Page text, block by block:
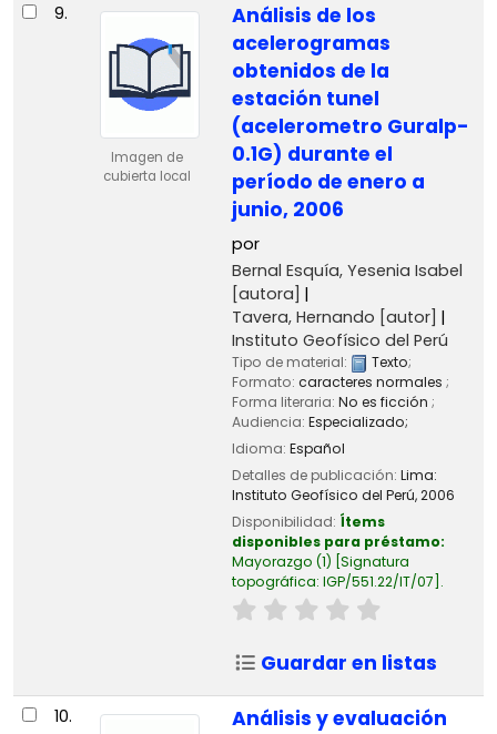
9.
Imagen de
cubierta local
Análisis de los
acelerogramas
obtenidos de la
estación tunel
(acelerometro Guralp-
0.1G) durante el
período de enero a
junio, 2006
por
Bernal Esquía, Yesenia Isabel
[autora]
Tavera, Hernando [autor]
Instituto Geofísico del Perú
Tipo de material: Texto;
Formato: caracteres normales ;
Forma literaria: No es ficción ;
Audiencia: Especializado;
Idioma: Español
Detalles de publicación: Lima:
Instituto Geofísico del Perú,2006
Disponibilidad: Ítems
disponibles para préstamo:
Mayorazgo (1) Signatura
topográfica: IGP/551.22/IT/07 .
Guardar en listas
10.
Análisis y evaluación